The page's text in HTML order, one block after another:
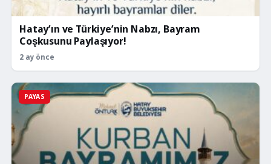
Hatay’ın ve Türkiye’nin Nabzı, Bayram
Coşkusunu Paylaşıyor!
2 ay önce
PAYAS